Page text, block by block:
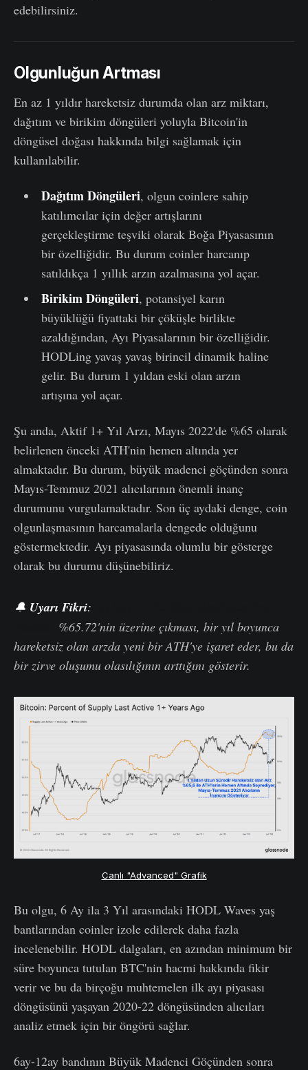
edebilirsiniz.
Olgunluğun Artması
En az 1 yıldır hareketsiz durumda olan arz miktarı,
dağıtım ve birikim döngüleri yoluyla Bitcoin'in
döngüsel doğası hakkında bilgi sağlamak için
kullanılabilir.
Dağıtım Döngüleri, olgun coinlere sahip
katılımcılar için değer artışlarını
gerçekleştirme teşviki olarak Boğa Piyasasının
bir özelliğidir. Bu durum coinler harcanıp
satıldıkça 1 yıllık arzın azalmasına yol açar.
BirikimDöngüleri, potansiyel karın
büyüklüğü fiyattaki bir çöküşle birlikte
azaldığından, Ayı Piyasalarının bir özelliğidir.
HODLing yavaş yavaş birincil dinamik haline
gelir. Bu durum 1 yıldan eski olan arzın
artışına yol açar.
Şu anda, Aktif 1+ Yıl Arzı, Mayıs 2022'de %65 olarak
belirlenen önceki ATH'nin hemen altında yer
almaktadır. Bu durum, büyük madenci göçünden sonra
Mayıs-Temmuz 2021 alıcılarının önemli inanç
durumunu vurgulamaktadır. Son üç aydaki denge, coin
olgunlaşmasının harcamalarla dengede olduğunu
göstermektedir. Ayı piyasasında olumlu bir gösterge
olarak bu durumu düşünebiliriz.
🔔 Uyarı Fikri:
%65.72'nin üzerine çıkması, bir yıl boyunca
hareketsiz olan arzda yeni bir ATH'ye işaret eder, bu da
bir zirve oluşumu olasılığının arttığını gösterir.
Canlı "Advanced" Grafik
Bu olgu, 6 Ay ila 3 Yıl arasındaki HODL Waves yaş
bantlarından coinler izole edilerek daha fazla
incelenebilir. HODL dalgaları, en azından minimum bir
süre boyunca tutulan BTC'nin hacmi hakkında fikir
verir ve bu da birçoğu muhtemelen ilk ayı piyasası
döngüsünü yaşayan 2020-22 döngüsünden alıcıları
analiz etmek için bir öngörü sağlar.
6ay-12ay bandının Büyük Madenci Göçünden sonra